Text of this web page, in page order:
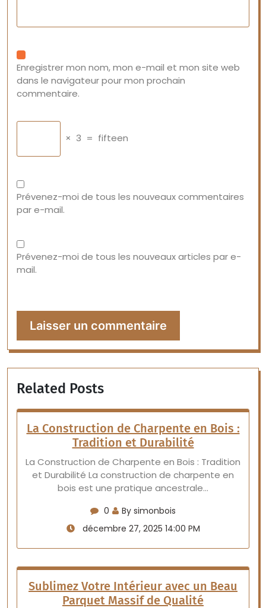
Enregistrer mon nom, mon e-mail et mon site web
dans le navigateur pour mon prochain
commentaire.
× 3 = fifteen
Prévenez-moi de tous les nouveaux commentaires
par e-mail.
Prévenez-moi de tous les nouveaux articles par e-
mail.
Related Posts
La Construction de Charpente en Bois :
Tradition et Durabilité
La Construction de Charpente en Bois : Tradition
et Durabilité La construction de charpente en
bois est une pratique ancestrale…
0
By simonbois
décembre 27, 2025 14:00 PM
Sublimez Votre Intérieur avec un Beau
Parquet Massif de Qualité